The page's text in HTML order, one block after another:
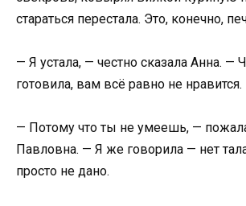
стараться перестала. Это, конечно,
— Я устала, — честно сказала Анна. —
готовила, вам всё равно не нравится.
— Потому что ты не умеешь, —
Павловна. — Я же говорила — нет
просто не дано.